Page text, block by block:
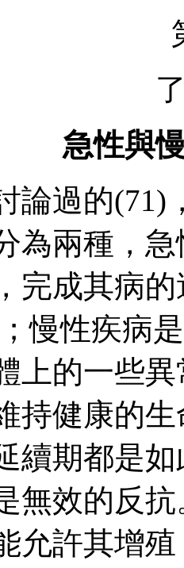
急性與
論過的(71)
為兩種，
完成其病
；慢性疾病
上的一些
持健康的
續期都是
無效的反
允許其增